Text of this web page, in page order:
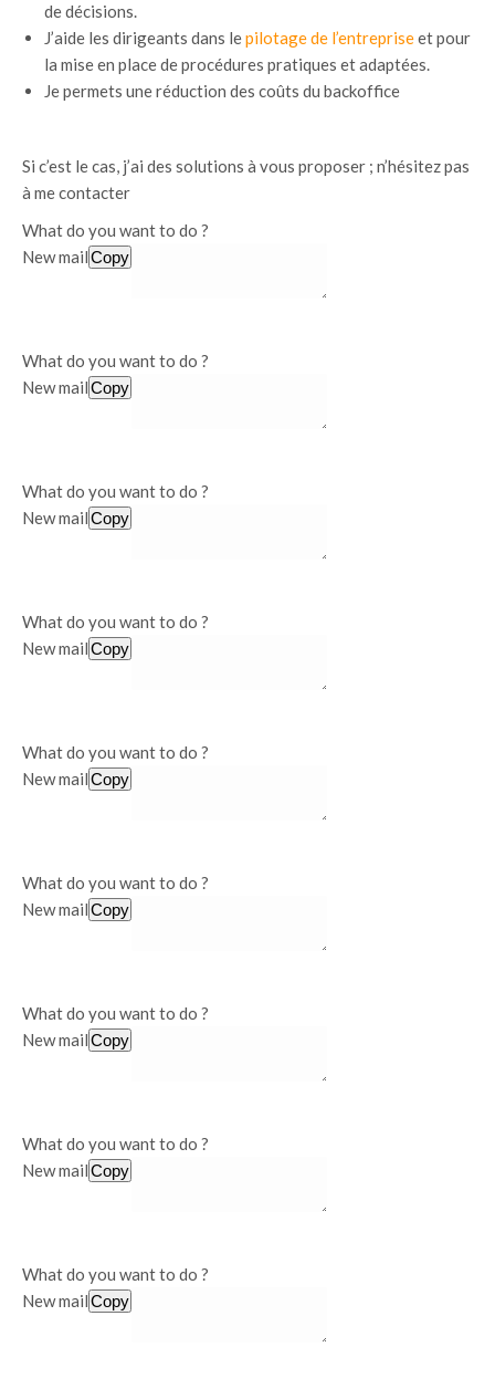
de décisions.
J’aide les dirigeants dans lepilotage de l’entrepriseet pour
la mise en place de procédures pratiques et adaptées.
Je permets une réduction des coûts du backoffice
Si c’est le cas, j’ai des solutions à vous proposer ; n’hésitez pas
à me contacter
What do you want to do ?
New mailCopy
What do you want to do ?
New mailCopy
What do you want to do ?
New mailCopy
What do you want to do ?
New mailCopy
What do you want to do ?
New mailCopy
What do you want to do ?
New mailCopy
What do you want to do ?
New mailCopy
What do you want to do ?
New mailCopy
What do you want to do ?
New mailCopy